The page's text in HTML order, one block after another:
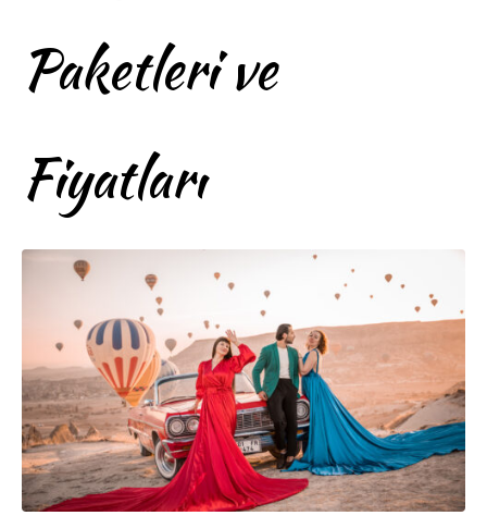
Paketleri ve
Fiyatları